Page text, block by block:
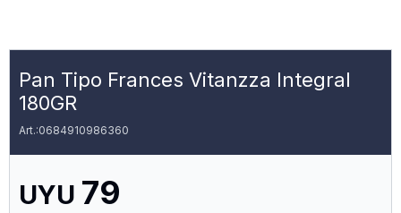
Pan Tipo Frances Vitanzza Integral
180GR
0684910986360
UYU 79